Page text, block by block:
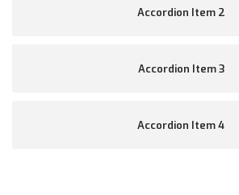
Accordion Item 2
Accordion Item 3
Accordion Item 4